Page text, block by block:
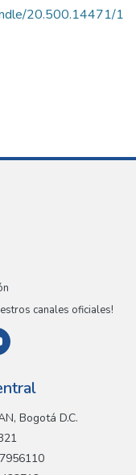
20.500.14471/1
canales oficiales!
Bogotá D.C.